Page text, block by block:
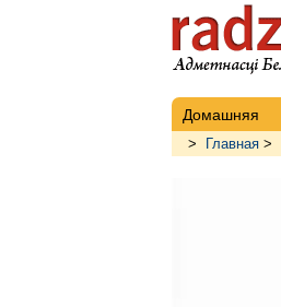
Домашняя
> Главная >